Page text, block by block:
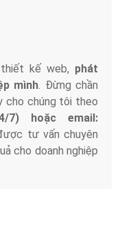
kế web, phát
mình. Đừng chần
cho chúng tôi theo
7) hoặc email:
tư vấn chuyên
cho doanh nghiệp